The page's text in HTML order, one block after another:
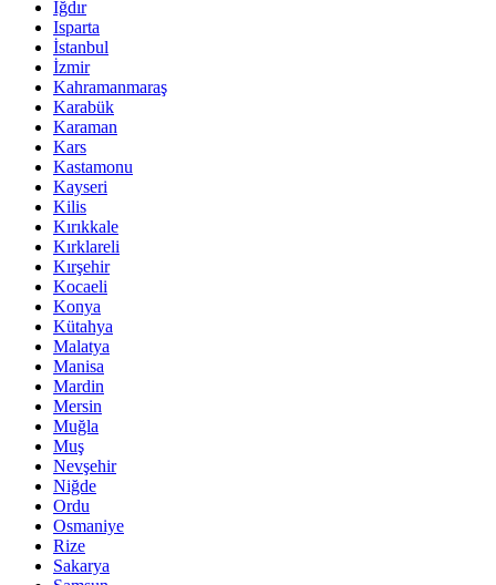
Iğdır
Isparta
İstanbul
İzmir
Kahramanmaraş
Karabük
Karaman
Kars
Kastamonu
Kayseri
Kilis
Kırıkkale
Kırklareli
Kırşehir
Kocaeli
Konya
Kütahya
Malatya
Manisa
Mardin
Mersin
Muğla
Muş
Nevşehir
Niğde
Ordu
Osmaniye
Rize
Sakarya